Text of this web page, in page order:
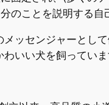
のことを説明する
ッセンジャーとし
いい犬を飼ってい